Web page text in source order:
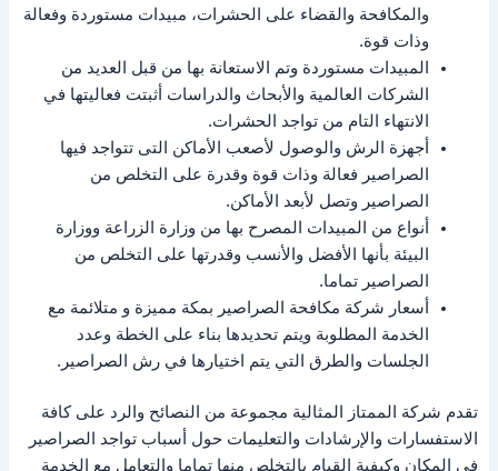
والمكافحة والقضاء على الحشرات، مبيدات مستوردة وفعالة
وذات قوة.
المبيدات مستوردة وتم الاستعانة بها من قبل العديد من
الشركات العالمية والأبحاث والدراسات أثبتت فعاليتها في
الانتهاء التام من تواجد الحشرات.
أجهزة الرش والوصول لأصعب الأماكن التى تتواجد فيها
الصراصير فعالة وذات قوة وقدرة على التخلص من
الصراصير وتصل لأبعد الأماكن.
أنواع من المبيدات المصرح بها من وزارة الزراعة ووزارة
البيئة بأنها الأفضل والأنسب وقدرتها على التخلص من
الصراصير تماما.
أسعار شركة مكافحة الصراصير بمكة مميزة و متلائمة مع
الخدمة المطلوبة ويتم تحديدها بناء على الخطة وعدد
الجلسات والطرق التي يتم اختيارها في رش الصراصير.
تقدم شركة الممتاز المثالية مجموعة من النصائح والرد على كافة
الاستفسارات والإرشادات والتعليمات حول أسباب تواجد الصراصير
في المكان وكيفية القيام بالتخلص منها تماما والتعامل مع الخدمة